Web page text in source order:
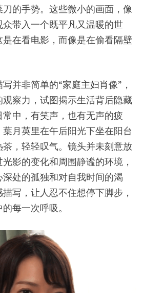
的手势。这些微小的画面，像
带入一个既平凡又温暖的世
在看电影，而像是在偷看隔壁
并非简单的“家庭主妇肖像”，
察力，试图揭示生活背后隐藏
中，有笑声，也有无声的疲
月英里在午后阳光下坐在阳台
，轻轻叹气。镜头并未刻意放
影的变化和周围静谧的环境，
处的孤独和对自我时间的渴
写，让人忍不住想停下脚步，
每一次呼吸。